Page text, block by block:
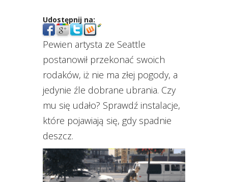
Udostępnij na:
Pewien artysta ze Seattle
postanowił przekonać swoich
rodaków, iż nie ma złej pogody, a
jedynie źle dobrane ubrania. Czy
mu się udało? Sprawdź instalacje,
które pojawiają się, gdy spadnie
deszcz.